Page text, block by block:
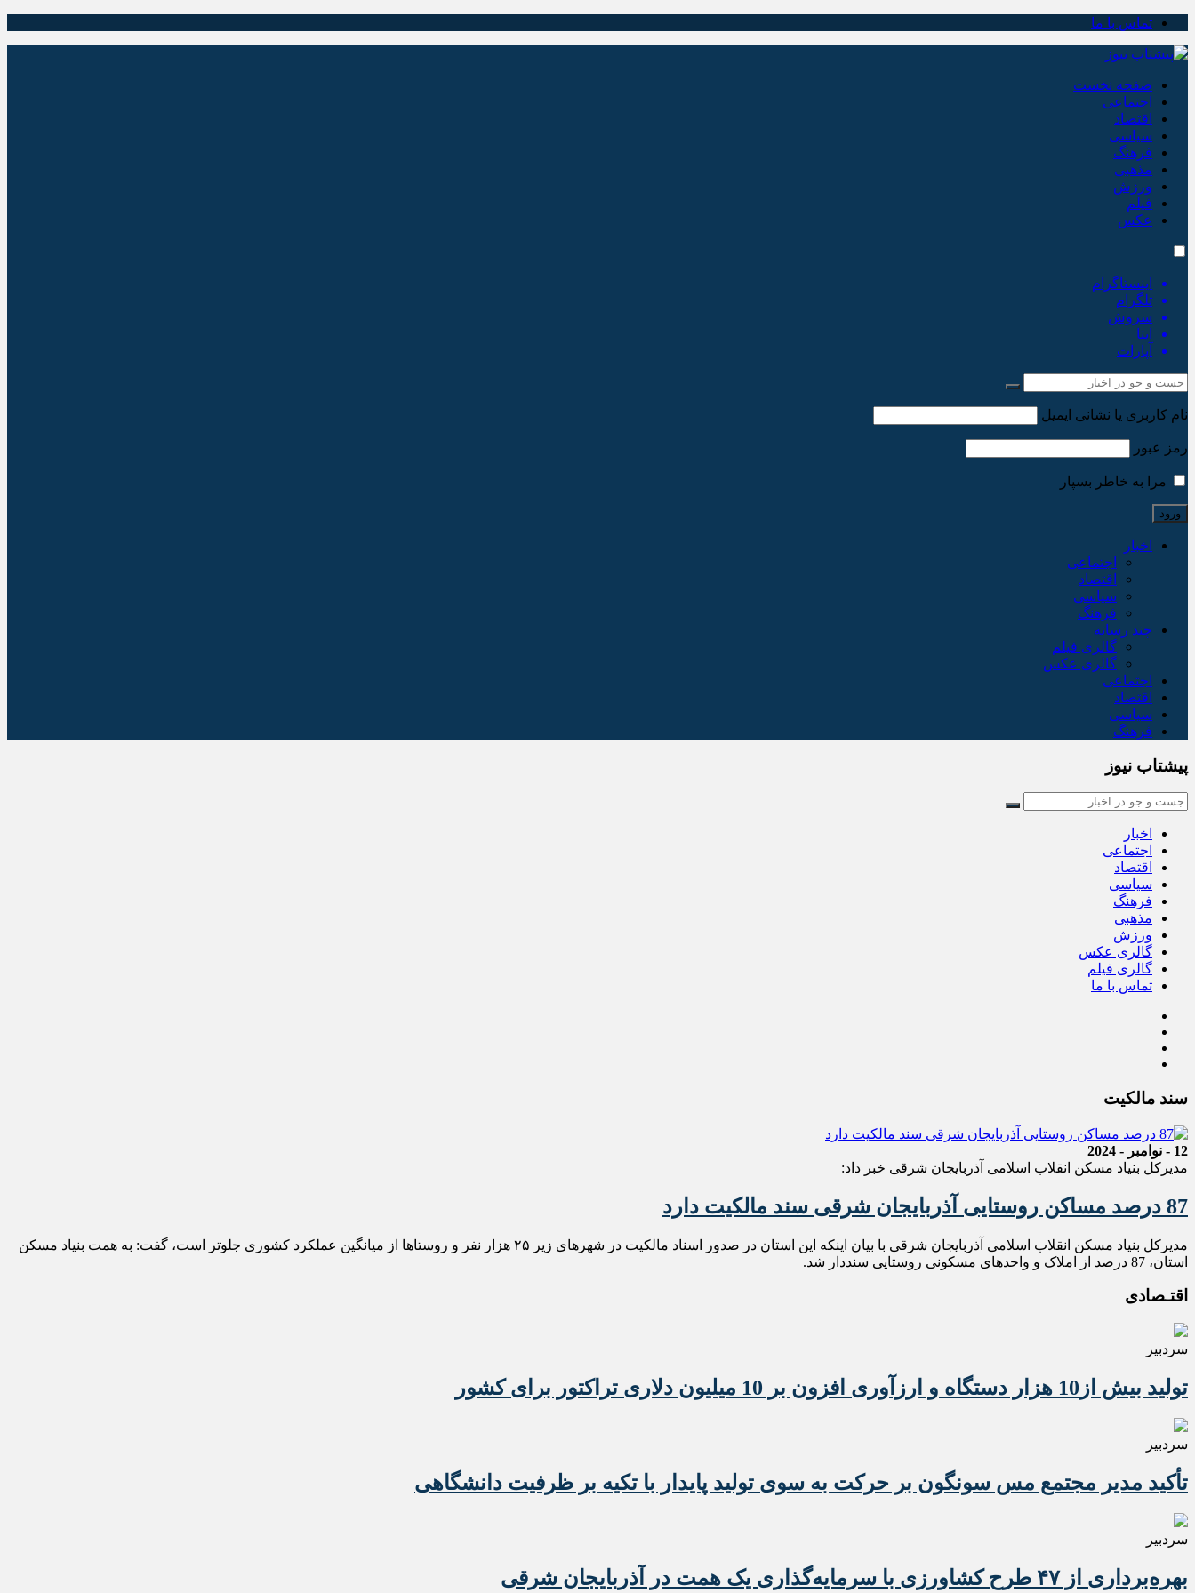
تماس با ما
صفحه نخست
اجتماعی
اقتصاد
سیاسی
فرهنگ
مذهبی
ورزش
فیلم
عکس
اینستاگرام
تلگرام
سروش
ایتا
آپارات
نام کاربری یا نشانی ایمیل
رمز عبور
مرا به خاطر بسپار
اخبار
اجتماعی
اقتصاد
سیاسی
فرهنگ
چند رسانه
گالری فیلم
گالری عکس
اجتماعی
اقتصاد
سیاسی
فرهنگ
پیشتاب نیوز
اخبار
اجتماعی
اقتصاد
سیاسی
فرهنگ
مذهبی
ورزش
گالری عکس
گالری فیلم
تماس با ما
سند مالکیت
12 - نوامبر - 2024
مدیرکل بنیاد مسکن انقلاب اسلامی آذربایجان شرقی خبر داد:
87 درصد مساکن روستایی آذربایجان شرقی سند مالکیت دارد
مدیرکل بنیاد مسکن انقلاب اسلامی آذربایجان شرقی با بیان اینکه این استان در صدور اسناد مالکیت در شهرهای زیر ۲۵ هزار نفر و روستاها از میانگین عملکرد کشوری جلوتر است، گفت: به همت بنیاد مسکن
استان، 87 درصد از املاک و واحدهای مسکونی روستایی سنددار شد.
اقتـصادی
سردبیر
تولید بیش از10 هزار دستگاه و ارزآوری افزون بر 10 میلیون دلاری تراکتور برای کشور
سردبیر
تأکید مدیر مجتمع مس سونگون بر حرکت به سوی تولید پایدار با تکیه بر ظرفیت دانشگاهی
سردبیر
بهره‌برداری از ۴۷ طرح کشاورزی با سرمایه‌گذاری یک همت در آذربایجان شرقی